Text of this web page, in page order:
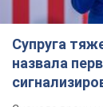
Отпуск
обернулся
ведущую
Знаменитость